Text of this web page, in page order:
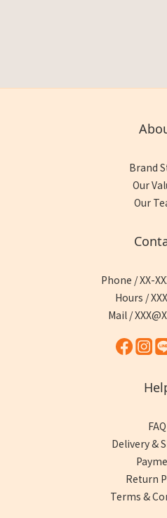
Brand
Our
Our
Phone / XX-
Hours /
Mail /
FAQ
Delivery &
Return
Terms &